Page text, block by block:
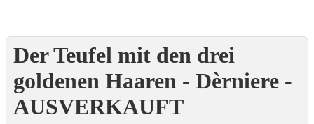
Der Teufel mit den drei
goldenen Haaren - Dèrniere -
AUSVERKAUFT